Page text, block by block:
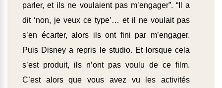
parler, et ils ne voulaient pas m’engager”. “Il a
dit ‘non, je veux ce type’… et il ne voulait pas
s’en écarter, alors ils ont fini par m’engager.
Puis Disney a repris le studio. Et lorsque cela
s’est produit, ils n’ont pas voulu de ce film.
C’est alors que vous avez vu les activités